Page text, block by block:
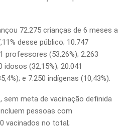
72.275 crianças de 6 meses a
desse público; 10.747
professores (53,26%); 2.263
idosos (32,15%); 20.041
e 7.250 indígenas (10,43%).
sem meta de vacinação definida
pessoas com
vacinados no total;